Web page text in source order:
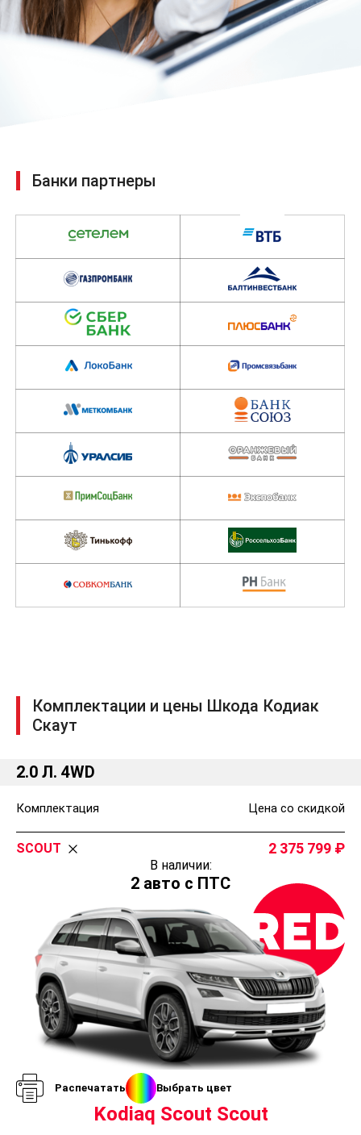
Банки партнеры
Комплектации и цены Шкода Кодиак
Скаут
2.0 Л. 4WD
Комплектация Цена со скидкой
SCOUT 2 375 799
В наличии:
2 авто с ПТС
Распечатать Выбрать цвет
Kodiaq Scout Scout